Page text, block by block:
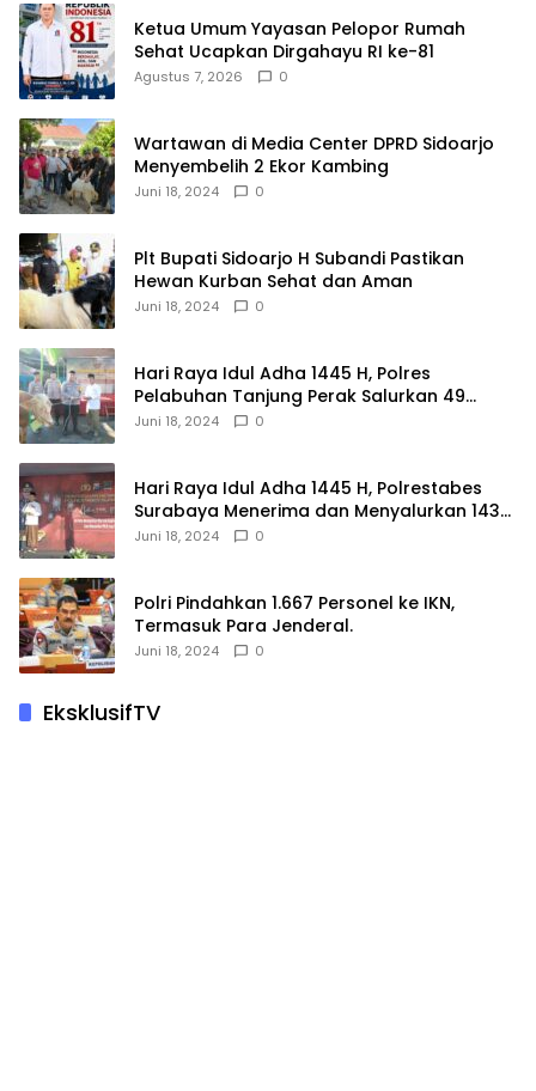
Ketua Umum Yayasan Pelopor Rumah
Sehat Ucapkan Dirgahayu RI ke-81
Agustus 7, 2026 0
Wartawan di Media Center DPRD Sidoarjo
Menyembelih 2 Ekor Kambing
Juni 18, 2024 0
Plt Bupati Sidoarjo H Subandi Pastikan
Hewan Kurban Sehat dan Aman
Juni 18, 2024 0
Hari Raya Idul Adha 1445 H, Polres
Pelabuhan Tanjung Perak Salurkan 49
Hewan Korban.
Juni 18, 2024 0
Hari Raya Idul Adha 1445 H, Polrestabes
Surabaya Menerima dan Menyalurkan 143
Hewan Kurban
Juni 18, 2024 0
Polri Pindahkan 1.667 Personel ke IKN,
Termasuk Para Jenderal.
Juni 18, 2024 0
EksklusifTV